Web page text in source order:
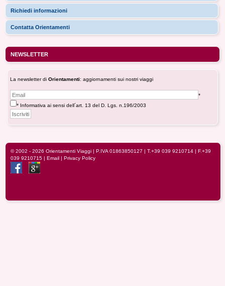
Richiedi informazioni
Contatta Orientamenti
NEWSLETTER
La newsletter di Orientamenti: aggiornamenti sui nostri viaggi
*
* Informativa ai sensi dell´art. 13 del D. Lgs. n.196/2003
© 2002 - 2026 Orientamenti Viaggi | P.IVA 01863850127 | T.+39 039 9210714 | F.+39
039 9210715 | Email | Privacy Policy